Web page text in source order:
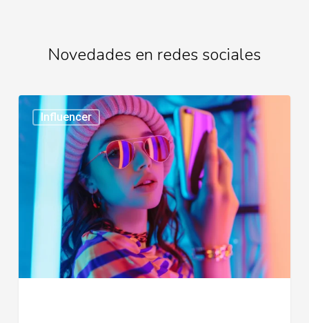
Novedades en redes sociales
Influencer
Tendencias
redes
sociales
2026